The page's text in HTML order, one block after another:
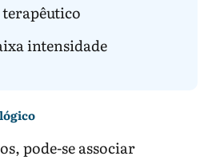
intensidade
pode-se associar